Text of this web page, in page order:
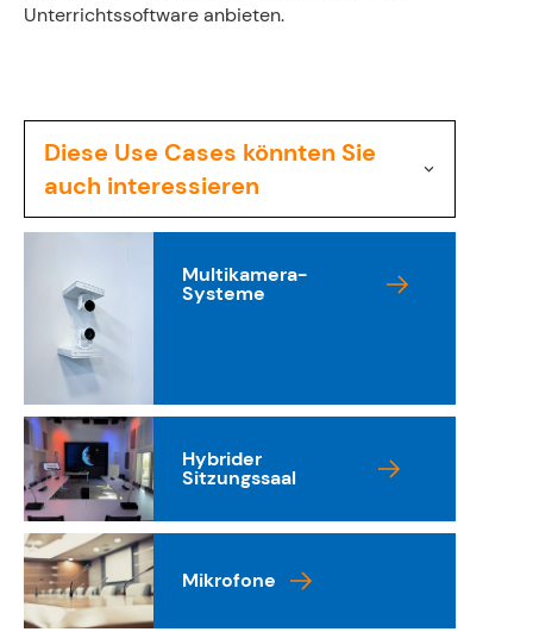
Unterrichtssoftware anbieten.
Diese Use Cases könnten Sie
auch interessieren
Multikamera-
Systeme
Hybrider
Sitzungssaal
Mikrofone